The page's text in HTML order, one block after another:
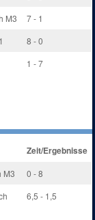
M3
7 - 1
8 - 0
1 - 7
Zeit/Ergebnisse
M3
0 - 8
6,5 - 1,5